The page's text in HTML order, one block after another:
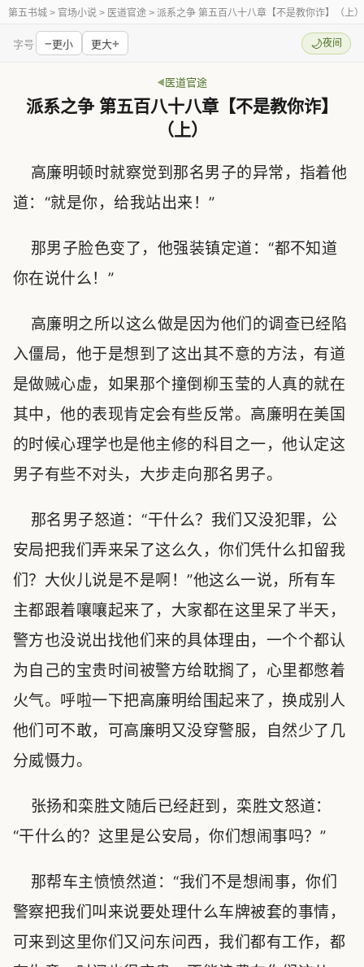
第五书城 > 官场小说 > 医道官途 > 派系之争 第五百八十八章【不是教你诈】（上）
字号 −更小 更大+ 🌙夜间
医道官途
派系之争 第五百八十八章【不是教你诈】
（上）
高廉明顿时就察觉到那名男子的异常，指着他
道：“就是你，给我站出来！”
那男子脸色变了，他强装镇定道：“都不知道
你在说什么！”
高廉明之所以这么做是因为他们的调查已经陷
入僵局，他于是想到了这出其不意的方法，有道
是做贼心虚，如果那个撞倒柳玉莹的人真的就在
其中，他的表现肯定会有些反常。高廉明在美国
的时候心理学也是他主修的科目之一，他认定这
男子有些不对头，大步走向那名男子。
那名男子怒道：“干什么？我们又没犯罪，公
安局把我们弄来呆了这么久，你们凭什么扣留我
们？大伙儿说是不是啊！”他这么一说，所有车
主都跟着嚷嚷起来了，大家都在这里呆了半天，
警方也没说出找他们来的具体理由，一个个都认
为自己的宝贵时间被警方给耽搁了，心里都憋着
火气。呼啦一下把高廉明给围起来了，换成别人
他们可不敢，可高廉明又没穿警服，自然少了几
分威慑力。
张扬和栾胜文随后已经赶到，栾胜文怒道：
“干什么的？这里是公安局，你们想闹事吗？”
那帮车主愤愤然道：“我们不是想闹事，你们
警察把我们叫来说要处理什么车牌被套的事情，
可来到这里你们又问东问西，我们都有工作，都